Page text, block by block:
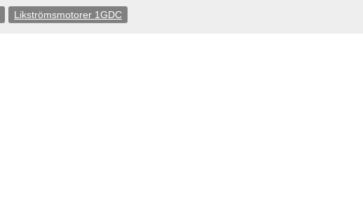
Likströmsmotorer 1GDC